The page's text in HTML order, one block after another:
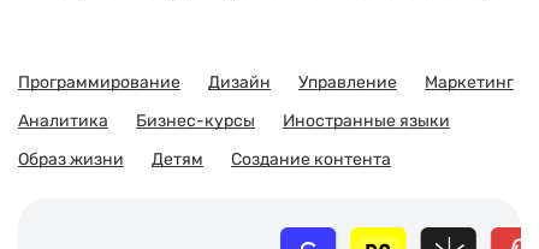
Программирование Дизайн Управление
Маркетинг
Аналитика
Бизнес-курсы
Иностранные языки
Образ жизни
Детям Создание контента